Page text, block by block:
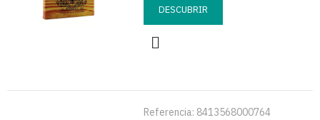
DESCUBRIR
Referencia: 8413568000764